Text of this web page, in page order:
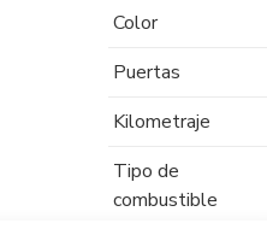
Color
Puertas
Kilometraje
Tipo de
combustible